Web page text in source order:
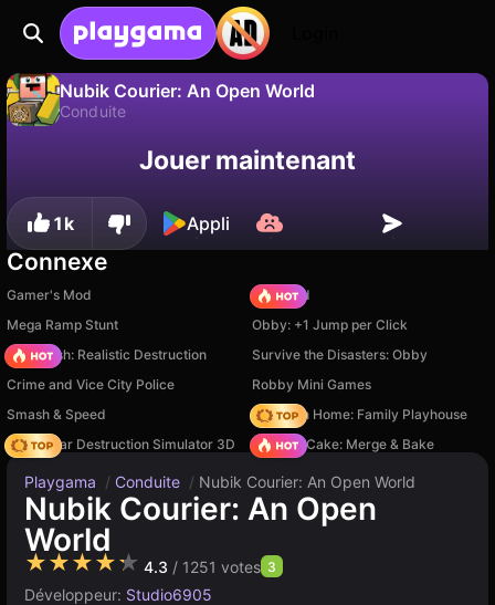
Nubik Courier: An Open World
Conduite
progression !
Non Enregistrer
Jouer maintenant
1k Appli
Connexe
Gamer's Mod
TB World
Mega Ramp Stunt
Obby: +1 Jump per Click
Car Crush: Realistic Destruction
Survive the Disasters: Obby
Crime and Vice City Police
Robby Mini Games
Smash & Speed
My Town Home: Family Playhouse
Online Car Destruction Simulator 3D
Piece of Cake: Merge & Bake
Playgama / Conduite / Nubik Courier: An Open World
Nubik Courier: An Open
World
★★★★★ 4.3 / 1251 votes 3
Développeur: Studio6905